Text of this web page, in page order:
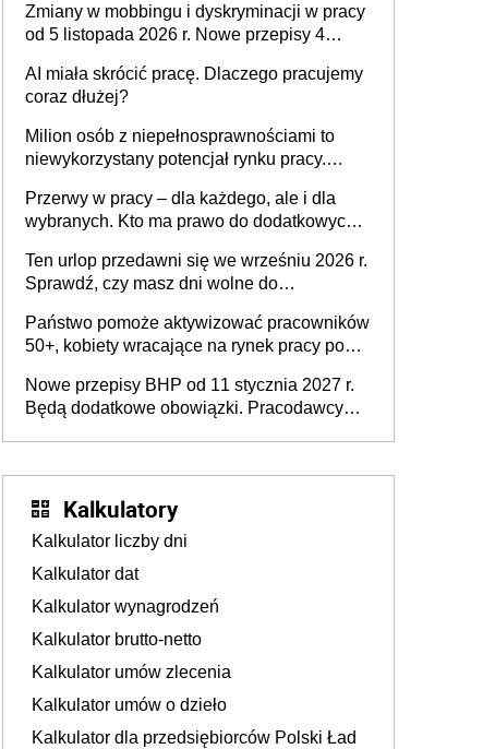
Zmiany w mobbingu i dyskryminacji w pracy
od 5 listopada 2026 r. Nowe przepisy 4
Ustaw
AI miała skrócić pracę. Dlaczego pracujemy
coraz dłużej?
Milion osób z niepełnosprawnościami to
niewykorzystany potencjał rynku pracy.
dofinansowań czy refundacji, ale bariery po
stronie systemu i świadomości
pracodawców [WYWIAD]
Przerwy w pracy – dla każdego, ale i dla
wybranych. Kto ma prawo do dodatkowych
Ten urlop przedawni się we wrześniu 2026 r.
Sprawdź, czy masz dni wolne do
Państwo pomoże aktywizować pracowników
50+, kobiety wracające na rynek pracy po
osoby neuroatypowe. Powstanie Fundusz
na rzecz Inkluzywności w Zatrudnianiu?
Nowe przepisy BHP od 11 stycznia 2027 r.
Będą dodatkowe obowiązki. Pracodawcy
Kalkulatory
Kalkulator liczby dni
Kalkulator dat
Kalkulator wynagrodzeń
Kalkulator brutto-netto
Kalkulator umów zlecenia
Kalkulator umów o dzieło
Kalkulator dla przedsiębiorców Polski Ład